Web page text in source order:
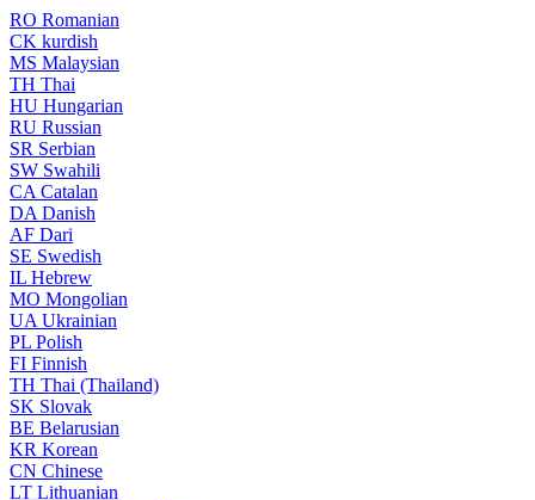
RO Romanian
CK kurdish
MS Malaysian
TH Thai
HU Hungarian
RU Russian
SR Serbian
SW Swahili
CA Catalan
DA Danish
AF Dari
SE Swedish
IL Hebrew
MO Mongolian
UA Ukrainian
PL Polish
FI Finnish
TH Thai (Thailand)
SK Slovak
BE Belarusian
KR Korean
CN Chinese
LT Lithuanian